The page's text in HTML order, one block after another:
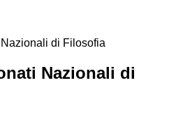
di Filosofia
Nazionali di